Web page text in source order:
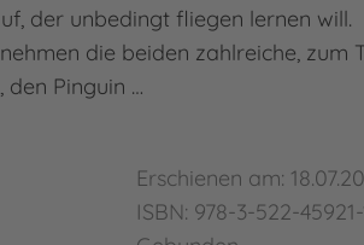
der unbedingt fliegen lernen will.
die beiden zahlreiche, zum
den Pinguin …
Erschienen am:
ISBN: 978-3-522-45921-